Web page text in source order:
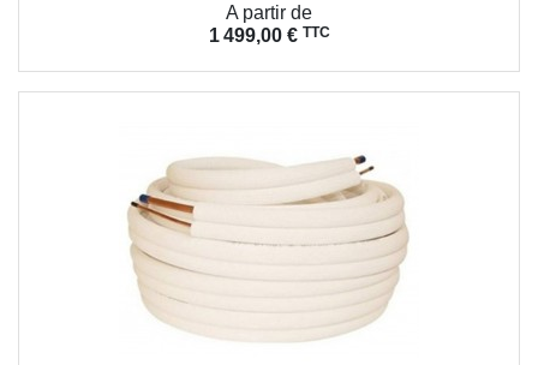
A partir de
1 499,00 € TTC